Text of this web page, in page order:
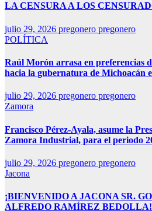
LA CENSURA A LOS
julio 29, 2026 pregonero pregonero
POLÍTICA
Raúl Morón arrasa en preferencias
hacia la gubernatura de Michoacán
julio 29, 2026 pregonero pregonero
Zamora
Francisco Pérez-Ayala, asume la
Zamora Industrial, para el periodo
julio 29, 2026 pregonero pregonero
Jacona
¡BIENVENIDO A JACONA SR.
ALFREDO RAMÍREZ BEDOLLA!